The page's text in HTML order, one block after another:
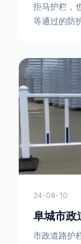
拒马护栏，
等通过的防护设施。 **一、结构
方形的框架
结构，能够
管制的现场
在一起，像
24-08-10
阜城市政
市政道路护